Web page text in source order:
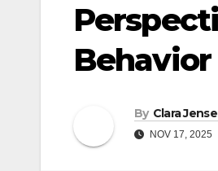
By Clara
NOV 17, 2025